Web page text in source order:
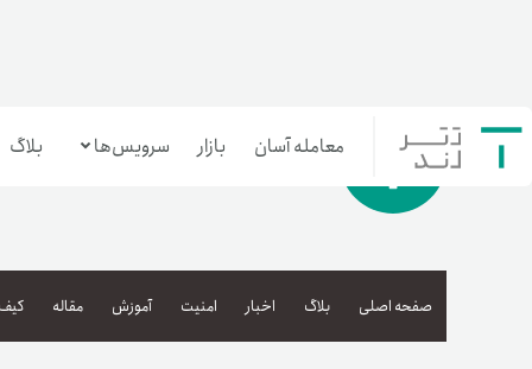
معامله آسان بازار سرویس‌ها
بازار تترلند
بلاگ
صفحه اصلی بلاگ اخبار امنیت آموزش مقاله